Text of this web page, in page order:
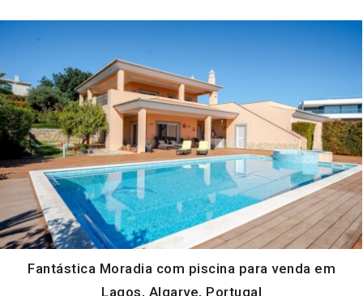
Fantástica Moradia com piscina para venda em
Lagos, Algarve, Portugal